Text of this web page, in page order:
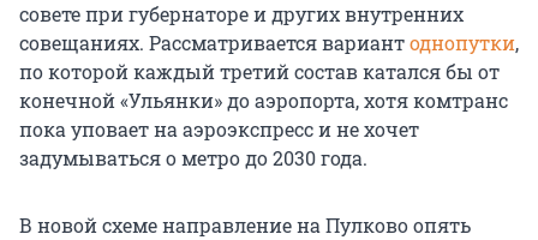
совете при губернаторе и других внутренних
совещаниях. Рассматривается вариантоднопутки,
по которой каждый третий состав катался бы от
конечной «Ульянки» до аэропорта, хотя комтранс
пока уповает на аэроэкспресс и не хочет
задумываться о метро до 2030 года.
В новой схеме направление на Пулково опять